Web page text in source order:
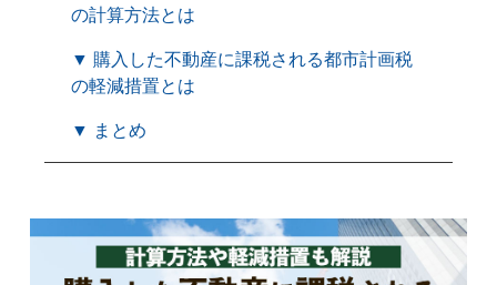
の計算方法とは
▼ 購入した不動産に課税される都市計画税
の軽減措置とは
▼ まとめ